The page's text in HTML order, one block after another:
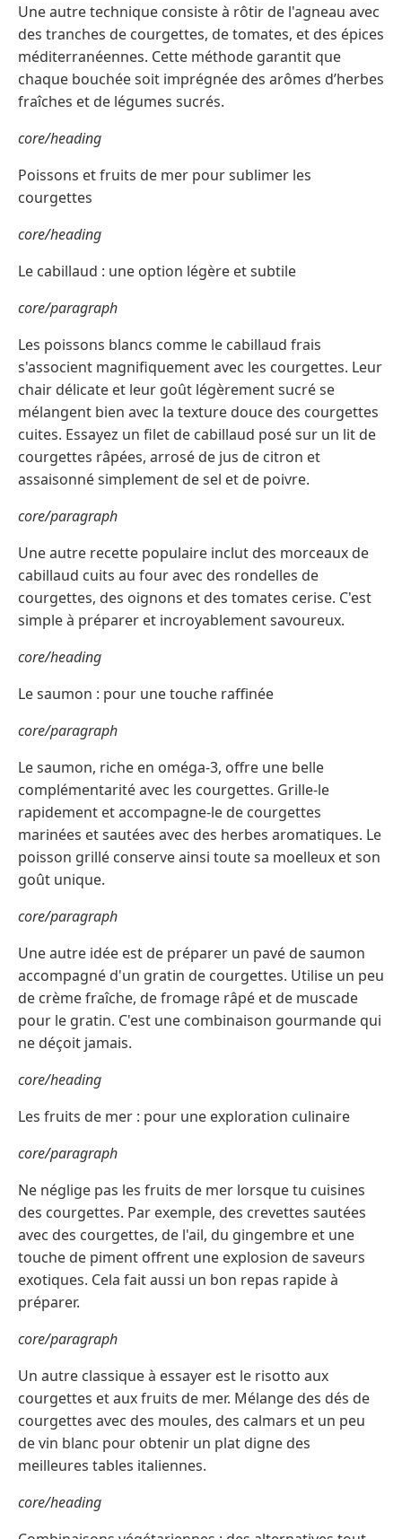
Une autre technique consiste à rôtir de l'agneau avec
des tranches de courgettes, de tomates, et des épices
méditerranéennes. Cette méthode garantit que
chaque bouchée soit imprégnée des arômes d’herbes
fraîches et de légumes sucrés.
core/heading
Poissons et fruits de mer pour sublimer les
courgettes
core/heading
Le cabillaud : une option légère et subtile
core/paragraph
Les poissons blancs comme le cabillaud frais
s'associent magnifiquement avec les courgettes. Leur
chair délicate et leur goût légèrement sucré se
mélangent bien avec la texture douce des courgettes
cuites. Essayez un filet de cabillaud posé sur un lit de
courgettes râpées, arrosé de jus de citron et
assaisonné simplement de sel et de poivre.
core/paragraph
Une autre recette populaire inclut des morceaux de
cabillaud cuits au four avec des rondelles de
courgettes, des oignons et des tomates cerise. C'est
simple à préparer et incroyablement savoureux.
core/heading
Le saumon : pour une touche raffinée
core/paragraph
Le saumon, riche en oméga-3, offre une belle
complémentarité avec les courgettes. Grille-le
rapidement et accompagne-le de courgettes
marinées et sautées avec des herbes aromatiques. Le
poisson grillé conserve ainsi toute sa moelleux et son
goût unique.
core/paragraph
Une autre idée est de préparer un pavé de saumon
accompagné d'un gratin de courgettes. Utilise un peu
de crème fraîche, de fromage râpé et de muscade
pour le gratin. C'est une combinaison gourmande qui
ne déçoit jamais.
core/heading
Les fruits de mer : pour une exploration culinaire
core/paragraph
Ne néglige pas les fruits de mer lorsque tu cuisines
des courgettes. Par exemple, des crevettes sautées
avec des courgettes, de l'ail, du gingembre et une
touche de piment offrent une explosion de saveurs
exotiques. Cela fait aussi un bon repas rapide à
préparer.
core/paragraph
Un autre classique à essayer est le risotto aux
courgettes et aux fruits de mer. Mélange des dés de
courgettes avec des moules, des calmars et un peu
de vin blanc pour obtenir un plat digne des
meilleures tables italiennes.
core/heading